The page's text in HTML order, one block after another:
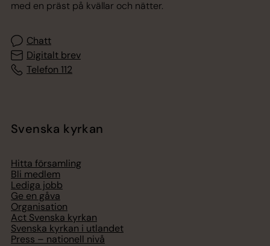
med en präst på kvällar och nätter.
Chatt
Digitalt brev
Telefon 112
Svenska kyrkan
Hitta församling
Bli medlem
Lediga jobb
Ge en gåva
Organisation
Act Svenska kyrkan
Svenska kyrkan i utlandet
Press – nationell nivå